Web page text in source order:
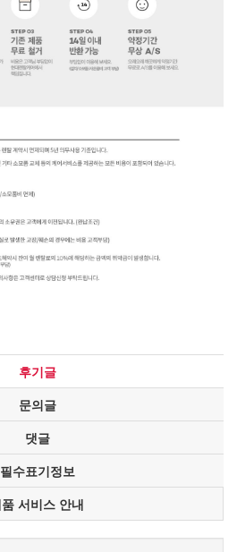
후기글
문의글
댓글
필수표기정보
서비스 안내